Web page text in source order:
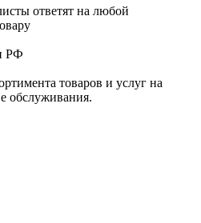
ответят на любой
товаров и услуг на
обслуживания.